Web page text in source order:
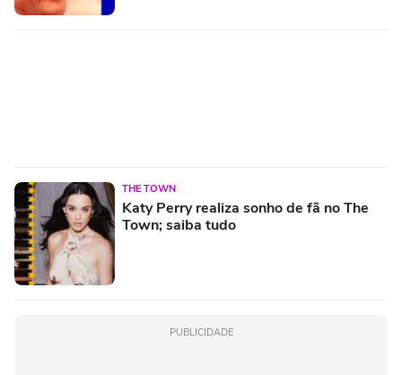
THE TOWN
Katy Perry realiza sonho de fã no The
Town; saiba tudo
PUBLICIDADE